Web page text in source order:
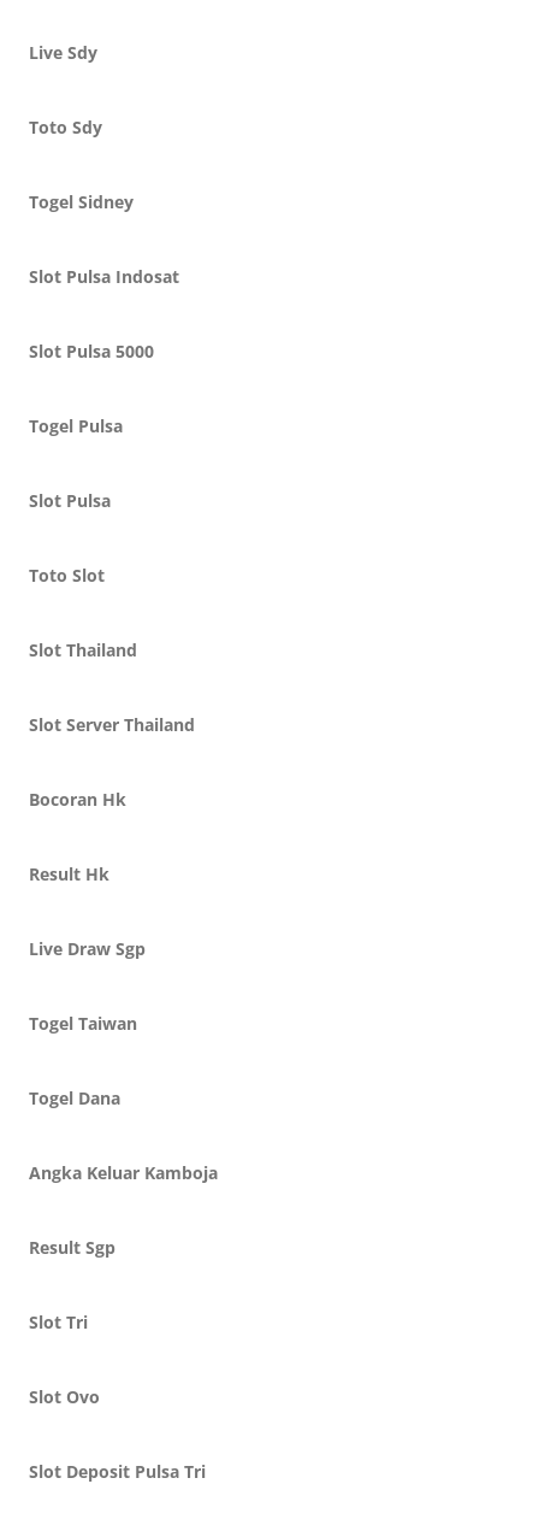
Live Sdy
Toto Sdy
Togel Sidney
Slot Pulsa Indosat
Slot Pulsa 5000
Togel Pulsa
Slot Pulsa
Toto Slot
Slot Thailand
Slot Server Thailand
Bocoran Hk
Result Hk
Live Draw Sgp
Togel Taiwan
Togel Dana
Angka Keluar Kamboja
Result Sgp
Slot Tri
Slot Ovo
Slot Deposit Pulsa Tri